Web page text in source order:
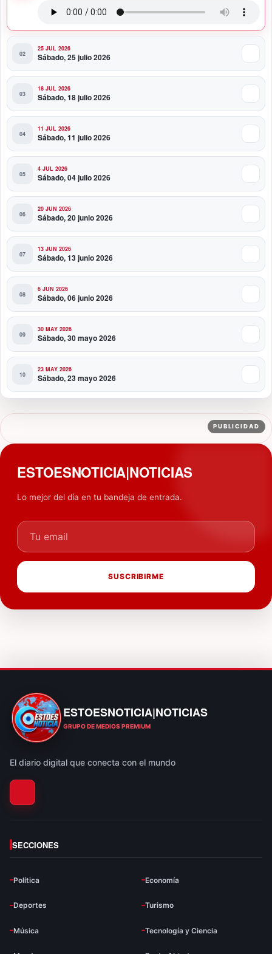
Colombia
25 JUL 2026
Sábado, 25 julio 2026
18 JUL 2026
Sábado, 18 julio 2026
11 JUL 2026
Sábado, 11 julio 2026
4 JUL 2026
Sábado, 04 julio 2026
20 JUN 2026
Sábado, 20 junio 2026
13 JUN 2026
Sábado, 13 junio 2026
6 JUN 2026
Sábado, 06 junio 2026
30 MAY 2026
Sábado, 30 mayo 2026
23 MAY 2026
Sábado, 23 mayo 2026
PUBLICIDAD
ESTOESNOTICIA|NOTICIAS
Lo mejor del día en tu bandeja de entrada.
Tu email
SUSCRIBIRME
ESTOESNOTICIA|NOTICIAS
ESTOESNOTICIA|NOTICIAS
GRUPO DE MEDIOS PREMIUM
El diario digital que conecta con el mundo
SECCIONES
Política Economía
Deportes Turismo
Música Tecnología y Ciencia